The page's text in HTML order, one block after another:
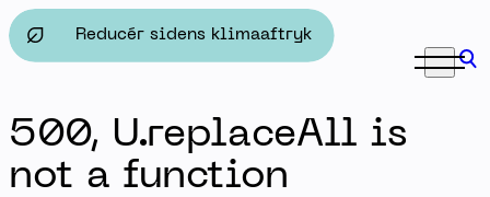
Grundforløb 2 - Herningsholm Erhvervsskole &
Reducér sidens klimaaftryk
500, U.replaceAll is
not a function